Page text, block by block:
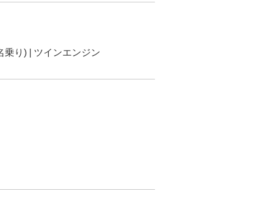
乗り) | ツインエンジン